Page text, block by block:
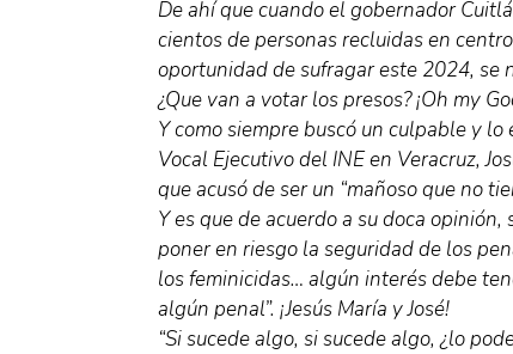
De ahí que cuando el gobernador
cientos de personas recluidas en
oportunidad de sufragar este 2024, se
¿Que van a votar los presos? ¡Oh my
Y como siempre buscó un culpable y
Vocal Ejecutivo del INE en Veracruz,
que acusó de ser un “mañoso que no
Y es que de acuerdo a su doca
poner en riesgo la seguridad de los
los feminicidas… algún interés debe
algún penal”. ¡Jesús María y José!
“Si sucede algo, si sucede algo, ¿lo